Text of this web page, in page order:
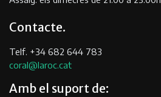
Contacte
Telf. +34 682 644 783
coral@laroc.cat
Amb el suport de: